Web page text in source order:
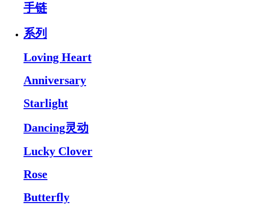
手链
系列
Loving Heart
Anniversary
Starlight
Dancing灵动
Lucky Clover
Rose
Butterfly